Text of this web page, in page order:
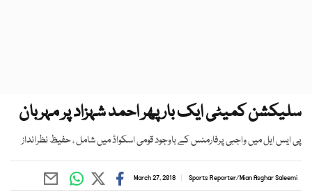
سلیکشن کمیٹی ایک بار پھر احمد شہزاد پر مہربان
پی ایس ایل میں واجبی پرفارمنس کے باوجود قومی اسکواڈ میں شامل ، حفیظ نظرانداز
Sports Reporter/Mian Asghar Saleemi
March 27, 2018